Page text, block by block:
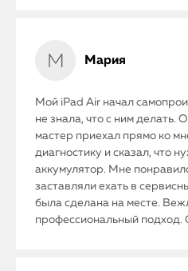
Мария
Мой iPad Air начал
не знала, что с ним делать.
мастер приехал прямо ко
диагностику и сказал, что
аккумулятор. Мне
заставляли ехать в
была сделана на месте.
профессиональный подход.